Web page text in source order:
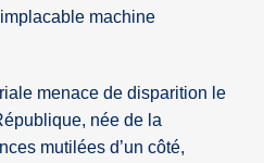
machine
menace de disparition le
née de la
mutilées d’un côté,